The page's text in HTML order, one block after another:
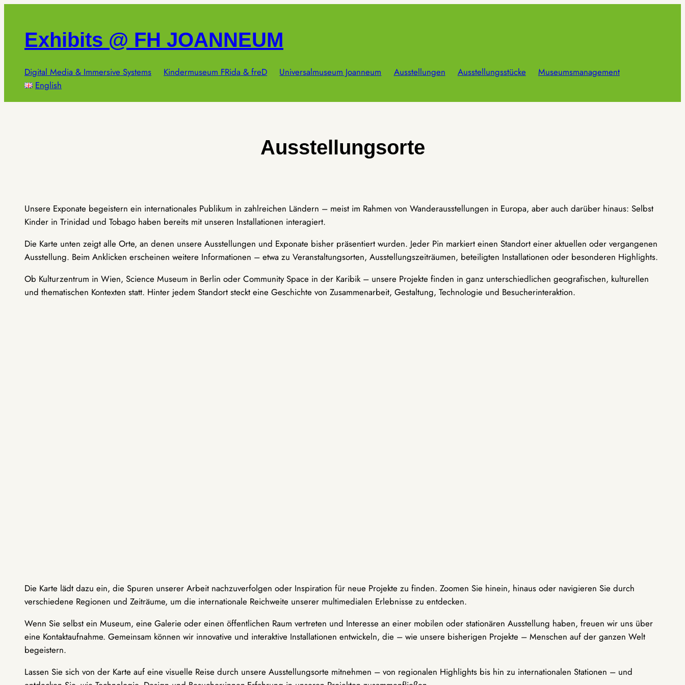
springenExhibits @ FH JOANNEUM
Digital Media & Immersive Systems Kindermuseum FRida & freD Universalmuseum Joanneum Ausstellungen Ausstellungsstücke
Museumsmanagement
English
Ausstellungsorte
Unsere Exponate begeistern ein internationales Publikum in zahlreichen Ländern – meist im Rahmen von Wanderausstellungen in Europa, aber auch darüber hinaus: Selbst
Kinder in Trinidad und Tobago haben bereits mit unseren Installationen interagiert.
Die Karte unten zeigt alle Orte, an denen unsere Ausstellungen und Exponate bisher präsentiert wurden. Jeder Pin markiert einen Standort einer aktuellen oder vergangenen
Ausstellung. Beim Anklicken erscheinen weitere Informationen – etwa zu Veranstaltungsorten, Ausstellungszeiträumen, beteiligten Installationen oder besonderen Highlights.
Ob Kulturzentrum in Wien, Science Museum in Berlin oder Community Space in der Karibik – unsere Projekte finden in ganz unterschiedlichen geografischen, kulturellen
und thematischen Kontexten statt. Hinter jedem Standort steckt eine Geschichte von Zusammenarbeit, Gestaltung, Technologie und Besucherinteraktion.
Die Karte lädt dazu ein, die Spuren unserer Arbeit nachzuverfolgen oder Inspiration für neue Projekte zu finden. Zoomen Sie hinein, hinaus oder navigieren Sie durch
verschiedene Regionen und Zeiträume, um die internationale Reichweite unserer multimedialen Erlebnisse zu entdecken.
Wenn Sie selbst ein Museum, eine Galerie oder einen öffentlichen Raum vertreten und Interesse an einer mobilen oder stationären Ausstellung haben, freuen wir uns über
eine Kontaktaufnahme. Gemeinsam können wir innovative und interaktive Installationen entwickeln, die – wie unsere bisherigen Projekte – Menschen auf der ganzen Welt
begeistern.
Lassen Sie sich von der Karte auf eine visuelle Reise durch unsere Ausstellungsorte mitnehmen – von regionalen Highlights bis hin zu internationalen Stationen – und